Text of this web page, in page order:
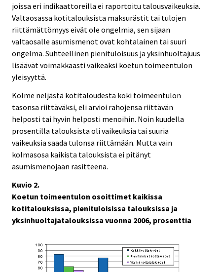
joissa eri indikaattoreilla ei raportoitu talousvaikeuksia.
Valtaosassa kotitalouksista maksurästit tai tulojen
riittämättömyys eivät ole ongelmia, sen sijaan
valtaosalle asumismenot ovat kohtalainen tai suuri
ongelma. Suhteellinen pienituloisuus ja yksinhuoltajuus
lisäävät voimakkaasti vaikeaksi koetun toimeentulon
yleisyyttä.
Kolme neljästä kotitaloudesta koki toimeentulon
tasonsa riittäväksi, eli arvioi rahojensa riittävän
helposti tai hyvin helposti menoihin. Noin kuudella
prosentilla talouksista oli vaikeuksia tai suuria
vaikeuksia saada tulonsa riittämään. Mutta vain
kolmasosa kaikista talouksista ei pitänyt
asumismenojaan rasitteena.
Kuvio 2.
Koetun toimeentulon osoittimet kaikissa
kotitalouksissa, pienituloisissa talouksissa ja
yksinhuoltajatalouksissa vuonna 2006, prosenttia